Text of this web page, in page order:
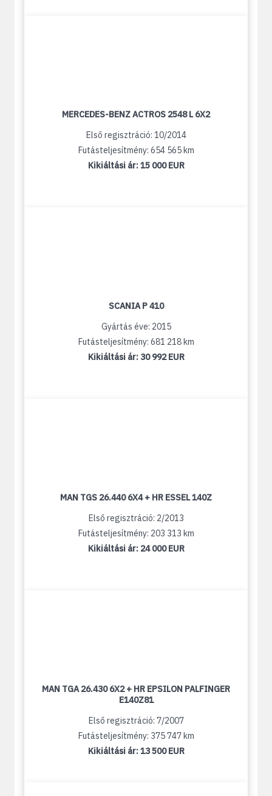
MERCEDES-BENZ ACTROS 2548 L 6X2
Első regisztráció: 10/2014
Futásteljesítmény: 654 565 km
Kikiáltási ár:15 000 EUR
SCANIA P 410
Gyártás éve: 2015
Futásteljesítmény: 681 218 km
Kikiáltási ár: 30 992 EUR
MAN TGS 26.440 6X4 + HR ESSEL 140Z
Első regisztráció: 2/2013
Futásteljesítmény: 203 313 km
Kikiáltási ár: 24 000 EUR
MAN TGA 26.430 6X2 + HR EPSILON PALFINGER
E140Z81
Első regisztráció: 7/2007
Futásteljesítmény: 375 747 km
Kikiáltási ár:13 500 EUR